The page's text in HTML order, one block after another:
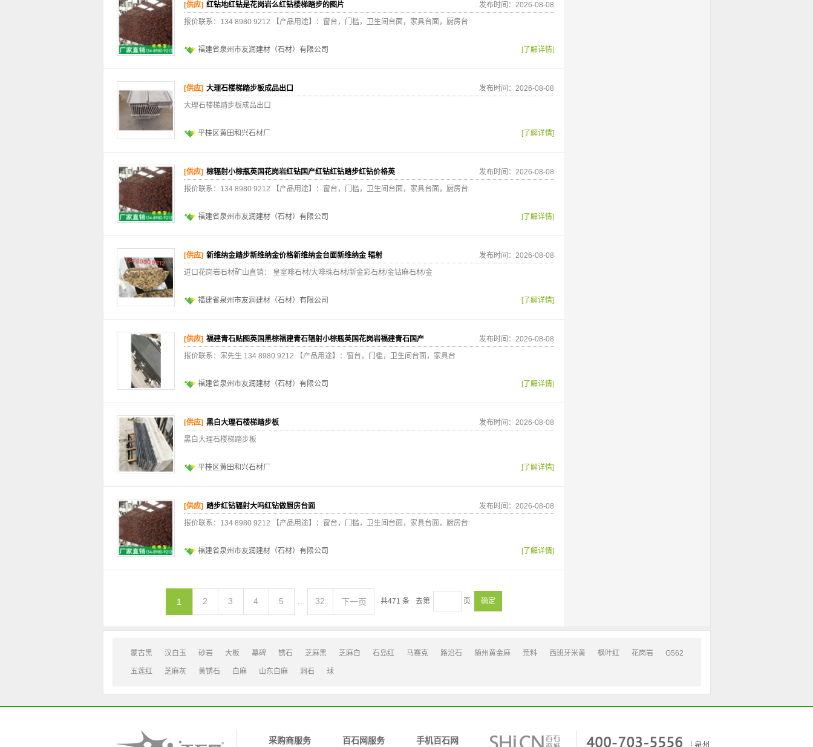
[供应] 红钻地红钻是花岗岩么红钻楼梯踏步的图片
发布时间：2026-08-08
报价联系：134 8980 9212 【产品用途】：窗台，门槛，卫生间台面，家具台面，厨房台
福建省泉州市友润建材（石材）有限公司 [了解详情]
[供应] 大理石楼梯踏步板成品出口
发布时间：2026-08-08
大理石楼梯踏步板成品出口
平桂区黄田和兴石材厂 [了解详情]
[供应] 棕辐射小棕瓶英国花岗岩红钻国产红钻红钻踏步红钻价格英
发布时间：2026-08-08
报价联系：134 8980 9212 【产品用途】：窗台，门槛，卫生间台面，家具台面，厨房台
福建省泉州市友润建材（石材）有限公司 [了解详情]
[供应] 新维纳金踏步新维纳金价格新维纳金台面新维纳金 辐射
发布时间：2026-08-08
进口花岗岩石材矿山直销： 皇室啡石材/大啡珠石材/新金彩石材/金钻麻石材/金
福建省泉州市友润建材（石材）有限公司 [了解详情]
[供应] 福建青石贴图英国黑棕福建青石辐射小棕瓶英国花岗岩福建青石国产
发布时间：2026-08-08
报价联系：宋先生 134 8980 9212 【产品用途】：窗台，门槛，卫生间台面，家具台
福建省泉州市友润建材（石材）有限公司 [了解详情]
[供应] 黑白大理石楼梯踏步板
发布时间：2026-08-08
黑白大理石楼梯踏步板
平桂区黄田和兴石材厂 [了解详情]
[供应] 踏步红钻辐射大吗红钻做厨房台面
发布时间：2026-08-08
报价联系：134 8980 9212 【产品用途】：窗台，门槛，卫生间台面，家具台面，厨房台
福建省泉州市友润建材（石材）有限公司 [了解详情]
1 2 3 4 5 32 下一页 共471 条 去第 页 确定
蒙古黑 汉白玉 砂岩 大板 墓碑 锈石 芝麻黑 芝麻白 石岛红 马赛克 路沿石 随州黄金麻 荒料 西班牙米黄 枫叶红 花岗岩 G562
五莲红 芝麻灰 黄锈石 白麻 山东白麻 洞石 球
采购商服务 百石网服务 手机百石网